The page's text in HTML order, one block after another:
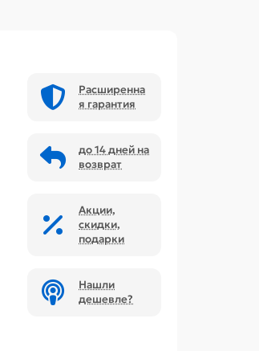
Расширенна
я гарантия
до 14 дней на
возврат
Акции,
скидки,
подарки
Нашли
дешевле?